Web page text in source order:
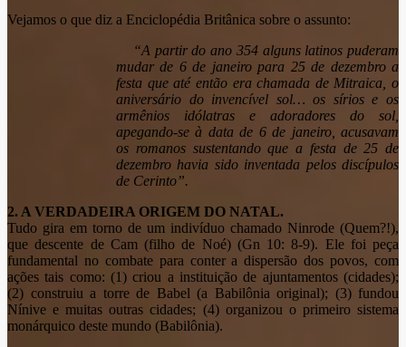
Vejamos o que diz a Enciclopédia Britânica sobre o assunto:
“A partir do ano 354 alguns latinos puderam
mudar de 6 de janeiro para 25 de dezembro a
festa que até então era chamada de Mitraica, o
aniversário do invencível sol… os sírios e os
armênios idólatras e adoradores do sol,
apegando-se à data de 6 de janeiro, acusavam
os romanos sustentando que a festa de 25 de
dezembro havia sido inventada pelos discípulos
de Cerinto”.
2. A VERDADEIRA ORIGEM DO NATAL.
Tudo gira em torno de um indivíduo chamado Ninrode (Quem?!),
que descente de Cam (filho de Noé) (Gn 10: 8-9). Ele foi peça
fundamental no combate para conter a dispersão dos povos, com
ações tais como: (1) criou a instituição de ajuntamentos (cidades);
(2) construiu a torre de Babel (a Babilônia original); (3) fundou
Nínive e muitas outras cidades; (4) organizou o primeiro sistema
monárquico deste mundo (Babilônia).